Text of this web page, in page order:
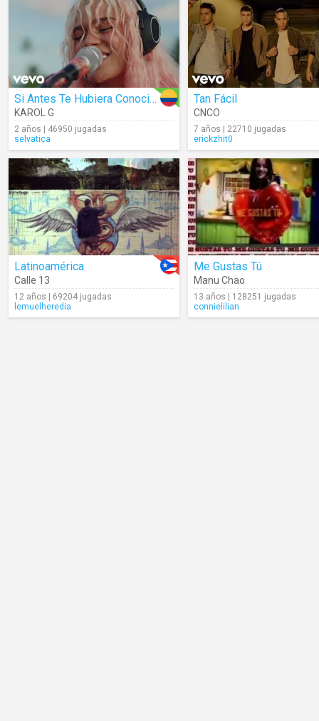
Si Antes Te Hubiera Conocido
KAROL G
2 años | 46950 jugadas
selvatica
Tan Fácil
CNCO
7 años | 22710 jugadas
erickzhit0
Latinoamérica
Calle 13
12 años | 69204 jugadas
lemuelheredia
Me Gustas Tú
Manu Chao
13 años | 128251 jugadas
connielilian